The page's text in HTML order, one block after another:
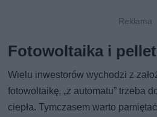
Fotowoltaika i
Wielu inwestorów wychodzi z
fotowoltaikę, „z automatu” trzeba
ciepła. Tymczasem warto